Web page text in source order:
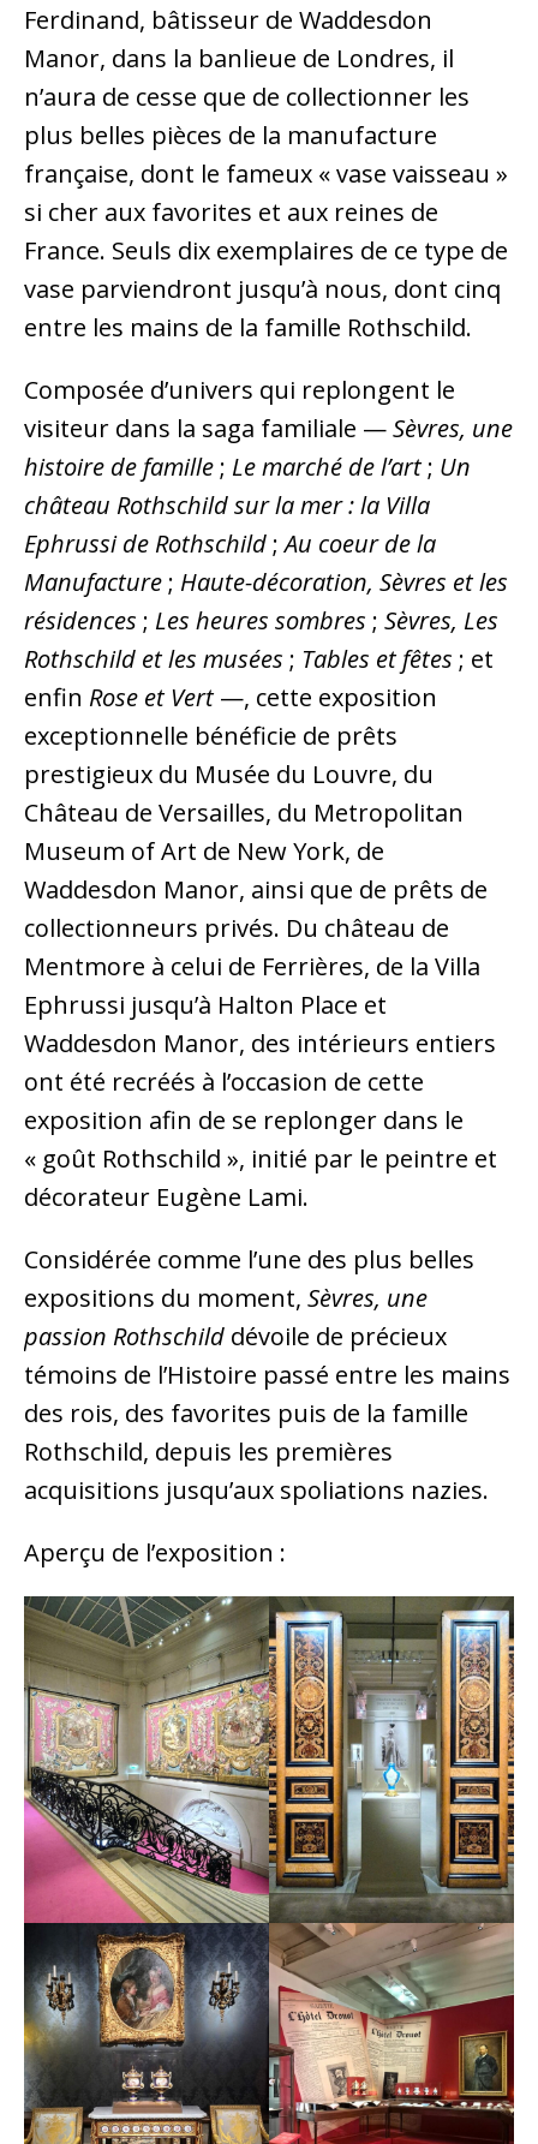
Ferdinand, bâtisseur de Waddesdon
Manor, dans la banlieue de Londres, il
n’aura de cesse que de collectionner les
plus belles pièces de la manufacture
française, dont le fameux « vase vaisseau »
si cher aux favorites et aux reines de
France. Seuls dix exemplaires de ce type de
vase parviendront jusqu’à nous, dont cinq
entre les mains de la famille Rothschild.
Composée d’univers qui replongent le
visiteur dans la saga familiale —Sèvres, une
histoire de famille ; Le marché de l’art; Un
château Rothschild sur la mer : la Villa
Ephrussi de Rothschild ;Au coeur de la
Manufacture ; Haute-décoration, Sèvres et les
résidences ; Les heures sombres ; Sèvres, Les
Rothschild et les musées ; Tables et fêtes ; et
enfin Rose et Vert—, cette exposition
exceptionnelle bénéficie de prêts
prestigieux du Musée du Louvre, du
Château de Versailles, du Metropolitan
Museum of Art de New York, de
Waddesdon Manor, ainsi que de prêts de
collectionneurs privés. Du château de
Mentmore à celui de Ferrières, de la Villa
Ephrussi jusqu’à Halton Place et
Waddesdon Manor, des intérieurs entiers
ont été recréés à l’occasion de cette
exposition afin de se replonger dans le
« goût Rothschild », initié par le peintre et
décorateur Eugène Lami.
Considérée comme l’une des plus belles
expositions du moment, Sèvres, une
passion Rothschild dévoile de précieux
témoins de l’Histoire passé entre les mains
des rois, des favorites puis de la famille
Rothschild, depuis les premières
acquisitions jusqu’aux spoliations nazies.
Aperçu de l’exposition :